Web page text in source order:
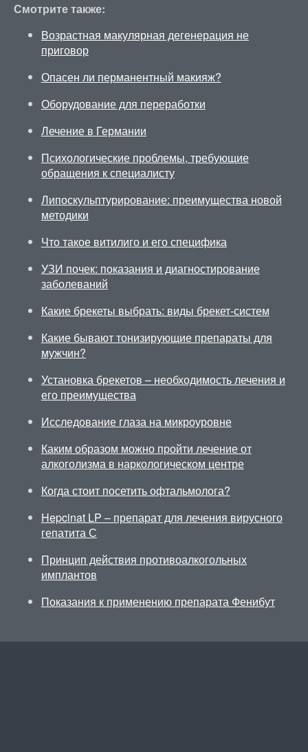
Смотрите также:
Возрастная макулярная дегенерация не
приговор
Опасен ли перманентный макияж?
Оборудование для переработки
Лечение в Германии
Психологические проблемы, требующие
обращения к специалисту
Липоскульптурирование: преимущества новой
методики
Что такое витилиго и его специфика
УЗИ почек: показания и диагностирование
заболеваний
Какие брекеты выбрать: виды брекет-систем
Какие бывают тонизирующие препараты для
мужчин?
Установка брекетов – необходимость лечения и
его преимущества
Исследование глаза на микроуровне
Каким образом можно пройти лечение от
алкоголизма в наркологическом центре
Когда стоит посетить офтальмолога?
Hepcinat LP – препарат для лечения вирусного
гепатита С
Принцип действия противоалкогольных
имплантов
Показания к применению препарата Фенибут